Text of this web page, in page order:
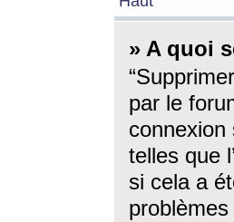
» A quoi
par le
connexion
telles que
si cela a